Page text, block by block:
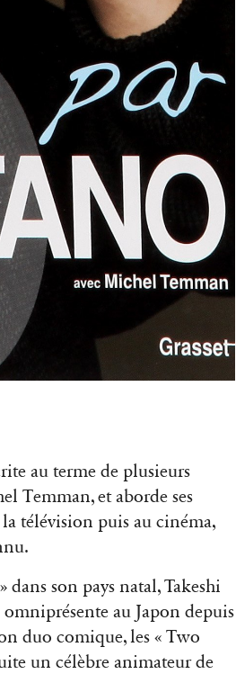
au terme de plusieurs
Temman, et aborde ses
télévision puis au cinéma,
son pays natal, Takeshi
au Japon depuis
duo comique, les « Two
un célèbre animateur de